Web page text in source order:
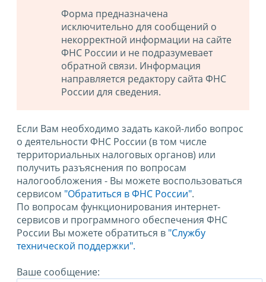
Форма предназначена
исключительно для сообщений о
некорректной информации на сайте
ФНС России и не подразумевает
обратной связи. Информация
направляется редактору сайта ФНС
России для сведения.
Если Вам необходимо задать какой-либо вопрос
о деятельности ФНС России (в том числе
территориальных налоговых органов) или
получить разъяснения по вопросам
налогообложения - Вы можете воспользоваться
сервисом "Обратиться в ФНС России".
По вопросам функционирования интернет-
сервисов и программного обеспечения ФНС
России Вы можете обратиться в "Службу
технической поддержки".
Ваше сообщение: